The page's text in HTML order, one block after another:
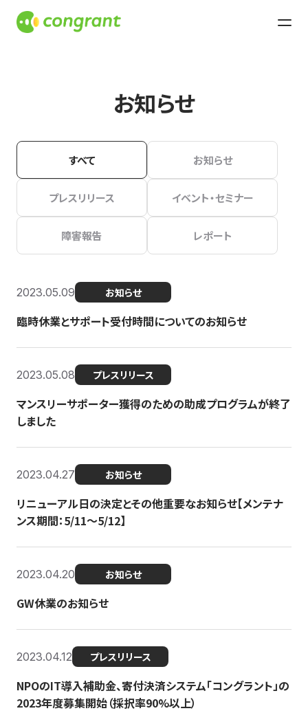
お知らせ
すべて お知らせ
プレスリリース イベント・セミナー
障害報告 レポート
2023.05.09 お知らせ
臨時休業とサポート受付時間についてのお知らせ
2023.05.08 プレスリリース
マンスリーサポーター獲得のための助成プログラムが終了
しました
2023.04.27 お知らせ
リニューアル日の決定とその他重要なお知らせ【メンテナ
ンス期間：5/11～5/12】
2023.04.20 お知らせ
GW休業のお知らせ
2023.04.12 プレスリリース
NPOのIT導入補助金、寄付決済システム「コングラント」の
2023年度募集開始（採択率90%以上）